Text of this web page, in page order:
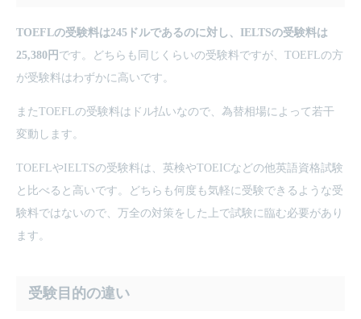
TOEFLの受験料は245ドルであるのに対し、IELTSの受験料は
25,380円 です。どちらも同じくらいの受験料ですが、TOEFLの方
が受験料はわずかに高いです。
またTOEFLの受験料はドル払いなので、為替相場によって若干
変動します。
TOEFLやIELTSの受験料は、英検やTOEICなどの他英語資格試験
と比べると高いです。どちらも何度も気軽に受験できるような受
験料ではないので、万全の対策をした上で試験に臨む必要があり
ます。
受験目的の違い